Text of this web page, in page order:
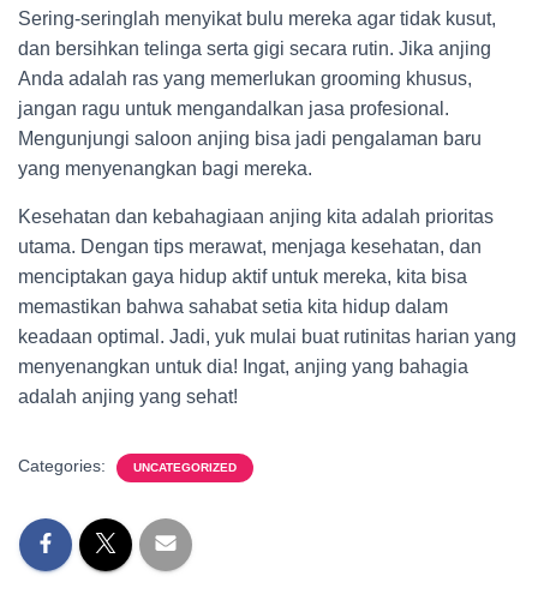
Sering-seringlah menyikat bulu mereka agar tidak kusut,
dan bersihkan telinga serta gigi secara rutin. Jika anjing
Anda adalah ras yang memerlukan grooming khusus,
jangan ragu untuk mengandalkan jasa profesional.
Mengunjungi saloon anjing bisa jadi pengalaman baru
yang menyenangkan bagi mereka.
Kesehatan dan kebahagiaan anjing kita adalah prioritas
utama. Dengan tips merawat, menjaga kesehatan, dan
menciptakan gaya hidup aktif untuk mereka, kita bisa
memastikan bahwa sahabat setia kita hidup dalam
keadaan optimal. Jadi, yuk mulai buat rutinitas harian yang
menyenangkan untuk dia! Ingat, anjing yang bahagia
adalah anjing yang sehat!
Categories: UNCATEGORIZED